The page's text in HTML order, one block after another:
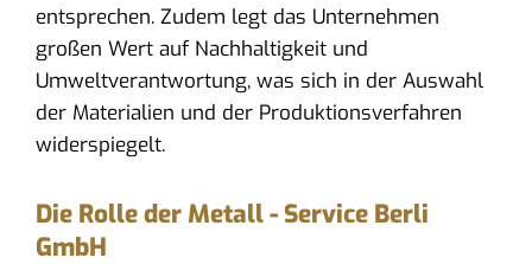
entsprechen. Zudem legt das Unternehmen
großen Wert auf Nachhaltigkeit und
Umweltverantwortung, was sich in der Auswahl
der Materialien und der Produktionsverfahren
widerspiegelt.
Die Rolle der Metall - Service Berli
GmbH